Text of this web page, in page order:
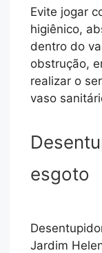
Evite jogar
higiênico,
dentro do
obstrução,
realizar o
vaso
esgoto
Jardim